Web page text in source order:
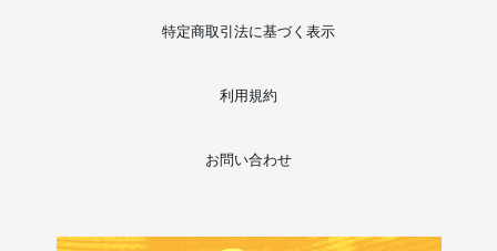
特定商取引法に基づく表示
利用規約
お問い合わせ